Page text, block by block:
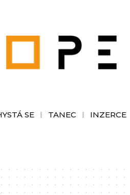
SE TANEC INZERCE